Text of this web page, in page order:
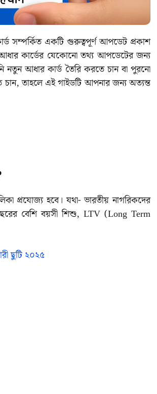
সম্পর্কিত একটি গুরুত্বপূর্ণ আপডেট প্রকাশ
কার্ডের যেকোনো তথ্য আপডেটের জন্য
নতুন আধার কার্ড তৈরি করতে চান বা পুরনো
তাহলে এই গাইডটি আপনার জন্য অত্যন্ত
প্রযোজ্য হবে। যথা- ভারতীয় নাগরিকদের
বেশি বয়সী শিশু, LTV (Long Term
ছুটি ২০২৫